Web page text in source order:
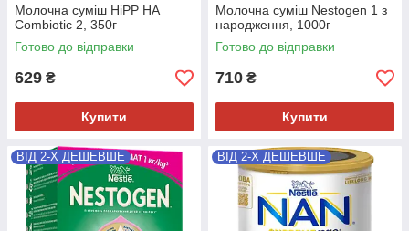
Молочна суміш HiPP НА
Combiotic 2, 350г
Готово до відправки
629 ₴
Купити
Молочна суміш Nestogen 1 з
народження, 1000г
Готово до відправки
710 ₴
Купити
ВІД 2-Х ДЕШЕВШЕ ВІД 2-Х ДЕШЕВШЕ